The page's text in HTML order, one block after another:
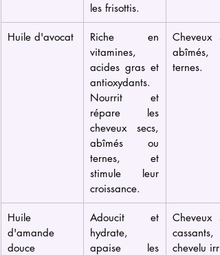
les frisottis.
Huile d'avocat
Riche en
vitamines,
acides gras et
antioxydants.
Nourrit et
répare les
cheveux secs,
abîmés ou
ternes, et
stimule leur
croissance.
Cheveux
abîmés,
ternes.
Huile
d'amande
douce
Adoucit et
hydrate,
apaise les
Cheveux
cassants,
chevelu